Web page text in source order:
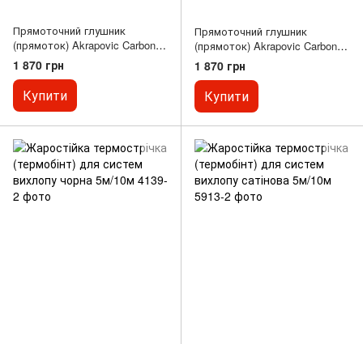
Прямоточний глушник
(прямоток) Akrapovic Carbon
на мотоцикл
1 870 грн
Купити
Прямоточний глушник
(прямоток) Akrapovic Carbon
на мотоцикл
1 870 грн
Купити